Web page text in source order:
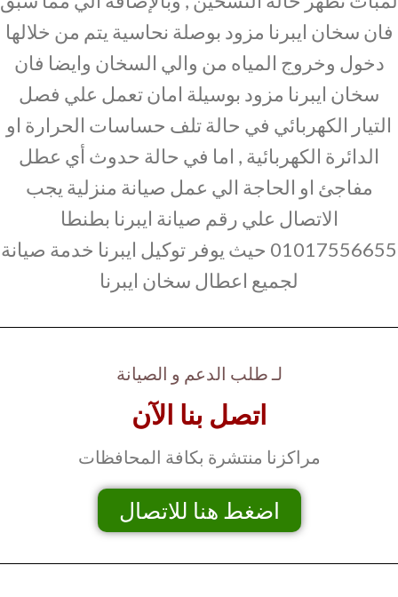
فان سخان ايبرنا مزود بوصلة نحاسية يتم من خلالها
دخول وخروج المياه من والي السخان وايضا فان
سخان ايبرنا مزود بوسيلة امان تعمل علي فصل
التيار الكهربائي في حالة تلف حساسات الحرارة او
الدائرة الكهربائية , اما في حالة حدوث أي عطل
مفاجئ او الحاجة الي عمل صيانة منزلية يجب
الاتصال علي رقم صيانة ايبرنا بطنطا
01017556655 حيث يوفر توكيل ايبرنا خدمة صيانة
لجميع اعطال سخان ايبرنا
لـ طلب الدعم و الصيانة
اتصل بنا الآن
مراكزنا منتشرة بكافة المحافظات
اضغط هنا للاتصال